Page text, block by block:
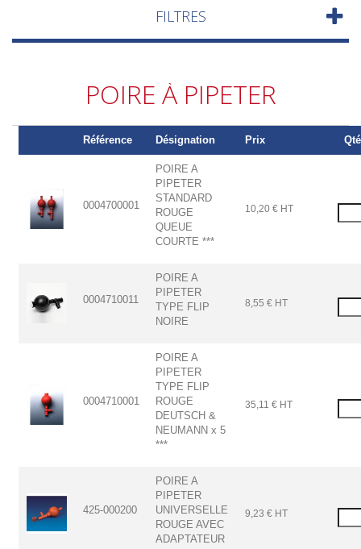
FILTRES
POIRE À PIPETER
Référence Désignation Prix
0004700001
POIRE A
PIPETER
STANDARD
ROUGE
QUEUE
COURTE ***
10,20 € HT
0004710011
POIRE A
PIPETER
TYPE FLIP
NOIRE
8,55 € HT
0004710001
POIRE A
PIPETER
TYPE FLIP
ROUGE
DEUTSCH &
NEUMANN x 5
***
35,11 € HT
425-000200
POIRE A
PIPETER
UNIVERSELLE
ROUGE AVEC
ADAPTATEUR
9,23 € HT